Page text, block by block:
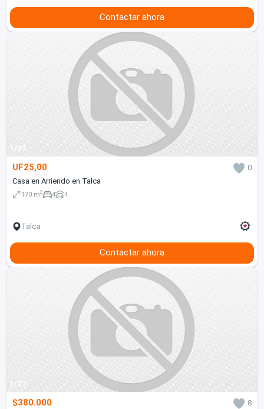
Contactar ahora
1/33
UF25,00
0
Casa en Arriendo en Talca
170 m2 4 4
Talca
Contactar ahora
1/27
$380.000 8